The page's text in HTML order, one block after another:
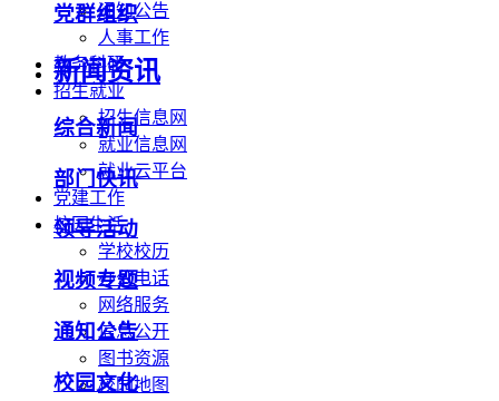
通知公告
人事工作
教务科研
招生就业
招生信息网
就业信息网
就业云平台
党建工作
校园生活
学校校历
办公电话
网络服务
信息公开
图书资源
校园地图
党群组织
新闻资讯
综合新闻
部门快讯
领导活动
视频专题
通知公告
校园文化